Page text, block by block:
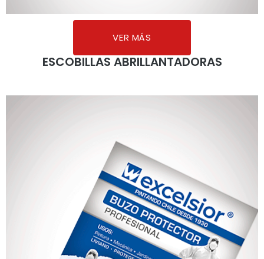
VER MÁS
ESCOBILLAS ABRILLANTADORAS